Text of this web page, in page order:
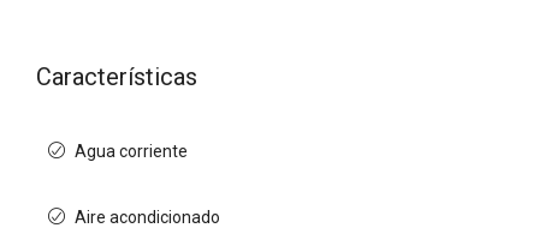
Características
Agua corriente
Aire acondicionado